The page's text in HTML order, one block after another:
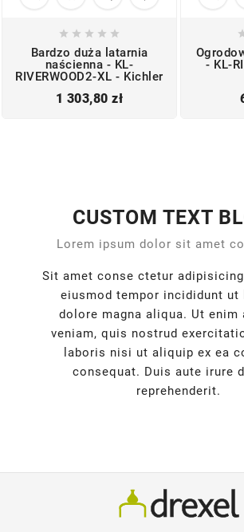
    
Bardzo duża latarnia
naścienna - KL-
RIVERWOOD2-XL - Kichler
1 303,80 złCena
- KL-
CUSTOM TEXT
Lorem ipsum dolor sit amet
Sit amet conse ctetur
eiusmod tempor incididunt ut
dolore magna aliqua. Ut enim
veniam, quis nostrud
laboris nisi ut aliquip ex ea
consequat. Duis aute irure
reprehenderit.